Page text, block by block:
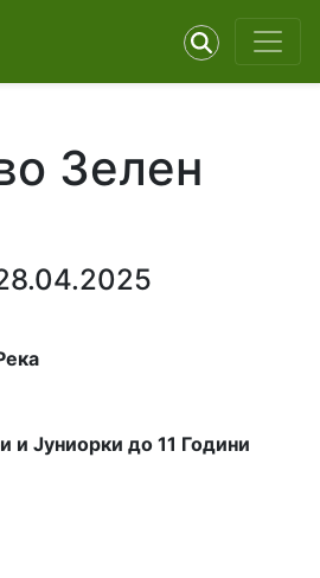
Зелен
и Јуниорки до 11 Години